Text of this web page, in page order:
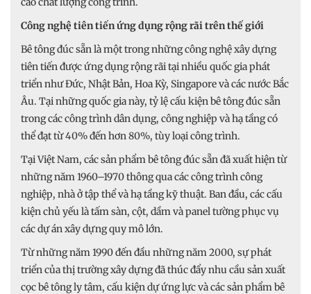
Công nghệ tiên tiến ứng dụng rộng rãi trên thế giới
Bê tông đúc sẵn là một trong những công nghệ xây dựng
tiên tiến được ứng dụng rộng rãi tại nhiều quốc gia phát
triển như Đức, Nhật Bản, Hoa Kỳ, Singapore và các nước Bắc
Âu. Tại những quốc gia này, tỷ lệ cấu kiện bê tông đúc sẵn
trong các công trình dân dụng, công nghiệp và hạ tầng có
thể đạt từ 40% đến hơn 80%, tùy loại công trình.
Tại Việt Nam, các sản phẩm bê tông đúc sẵn đã xuất hiện từ
những năm 1960–1970 thông qua các công trình công
nghiệp, nhà ở tập thể và hạ tầng kỹ thuật. Ban đầu, các cấu
kiện chủ yếu là tấm sàn, cột, dầm và panel tường phục vụ
các dự án xây dựng quy mô lớn.
Từ những năm 1990 đến đầu những năm 2000, sự phát
triển của thị trường xây dựng đã thúc đẩy nhu cầu sản xuất
cọc bê tông ly tâm, cấu kiện dự ứng lực và các sản phẩm bê